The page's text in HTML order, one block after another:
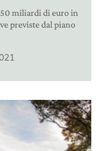
miliardi di euro in
previste dal piano